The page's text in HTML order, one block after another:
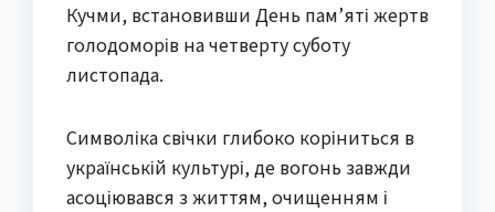
Кучми, встановивши День пам’яті жертв
голодоморів на четверту суботу
листопада.
Символіка свічки глибоко коріниться в
українській культурі, де вогонь завжди
асоціювався з життям, очищенням і